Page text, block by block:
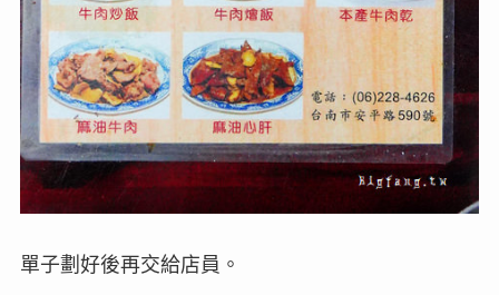
單子劃好後再交給店員。